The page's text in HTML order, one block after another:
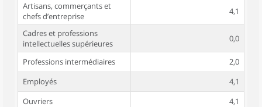
Artisans, commerçants et
chefs d’entreprise
4,1
Cadres et professions
intellectuelles supérieures
0,0
Professions intermédiaires
2,0
Employés
4,1
Ouvriers
4,1